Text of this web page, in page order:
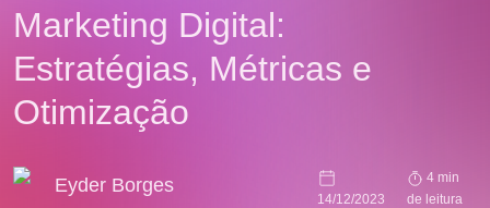
Marketing Digital:
Estratégias, Métricas e
Otimização
Eyder Borges
14/12/2023
4 min
de leitura